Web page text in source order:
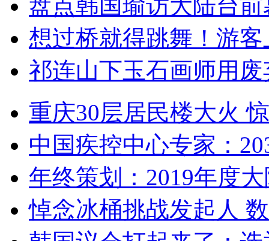
盘点韩国瑜访大陆台
想过桥就得跳舞！游客
祁连山下玉石画师用
重庆30层居民楼大火
中国疾控中心专家：
年终策划：2019年度
悼念冰桶挑战发起人